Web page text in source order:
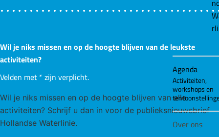
Agenda
Activiteiten,
workshops en
Over ons
Wil je niks missen en op de hoogte blijven van de leukste
activiteiten?
Velden met * zijn verplicht.
Wil je niks missen en op de hoogte blijven van alle
activiteiten? Schrijf u dan in voor de publieksnieuwsbrief
Hollandse Waterlinie.